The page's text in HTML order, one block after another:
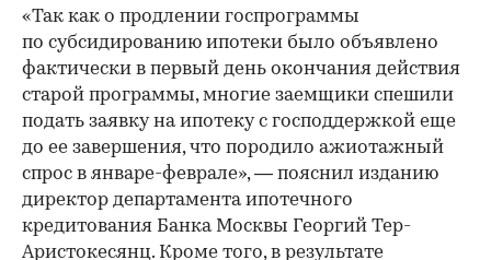
«Так как о продлении госпрограммы
по субсидированию ипотеки было объявлено
фактически в первый день окончания действия
старой программы, многие заемщики спешили
подать заявку на ипотеку с господдержкой еще
до ее завершения, что породило ажиотажный
спрос в январе-феврале», — пояснил изданию
директор департамента ипотечного
кредитования Банка Москвы Георгий Тер-
Аристокесянц. Кроме того, в результате